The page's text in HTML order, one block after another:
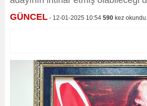
GÜNCEL - 12-01-2025 10:54 590 kez okundu.